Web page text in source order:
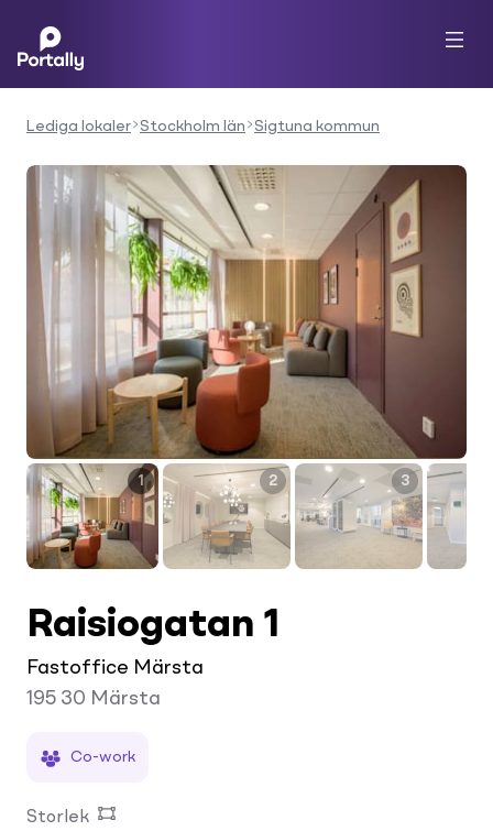
Lediga lokaler Stockholm län Sigtuna kommun
1 2 3
Raisiogatan 1
Fastoffice Märsta
195 30 Märsta
Co-work
Storlek